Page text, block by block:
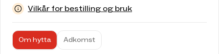
Vilkår for bestilling og bruk
Om hytta Adkomst